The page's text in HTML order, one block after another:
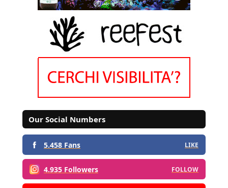
Our Social Numbers
5.458 Fans LIKE
4.935 Followers FOLLOW